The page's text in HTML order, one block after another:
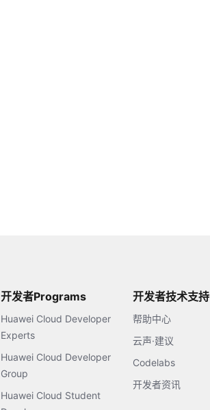
开发者Programs
Huawei Cloud Developer
Experts
Huawei Cloud Developer
Group
Huawei Cloud Student
开发者技术支持
帮助中心
云声·建议
Codelabs
开发者资讯